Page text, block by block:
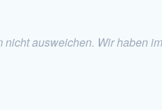
ausweichen. Wir haben